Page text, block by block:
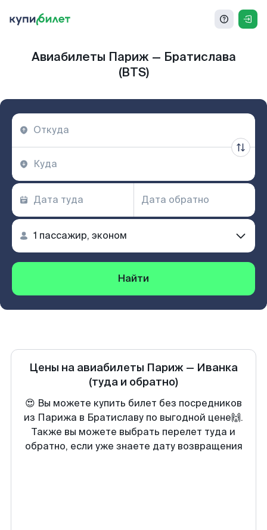
Авиабилеты Париж — Братислава
(BTS)
Найти
Цены на авиабилеты Париж — Иванка
(туда и обратно)
😍 Вы можете купить билет без посредников
из Парижа в Братиславу по выгодной цене🙌.
Также вы можете выбрать перелет туда и
обратно, если уже знаете дату возвращения